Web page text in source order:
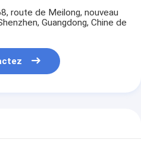
route de Meilong, nouveau
Guangdong, Chine de